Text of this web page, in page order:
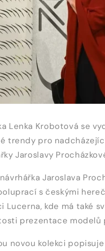
Lenka Krobotová se
trendy pro
Jaroslavy
Jaroslava
s českými
Lucerna, kde má také
prezentace modelů
novou kolekci